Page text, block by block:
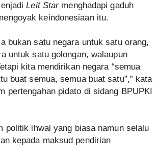
Leit Starmenghadapi gaduh
keindonesiaan itu.
bukan satu negara untuk satu orang,
untuk satu golongan, walaupun
kita mendirikan negara “semua
buat semua, semua buat satu”,” kata
pertengahan pidato di sidang BPUPKI
politik ihwal yang biasa namun selalu
kepada maksud pendirian